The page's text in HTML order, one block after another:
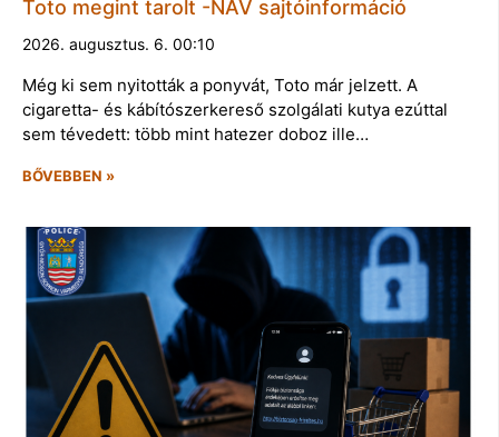
Toto megint tarolt -NAV sajtóinformáció
2026. augusztus. 6. 00:10
Még ki sem nyitották a ponyvát, Toto már jelzett. A
cigaretta- és kábítószerkereső szolgálati kutya ezúttal
sem tévedett: több mint hatezer doboz ille…
BŐVEBBEN »